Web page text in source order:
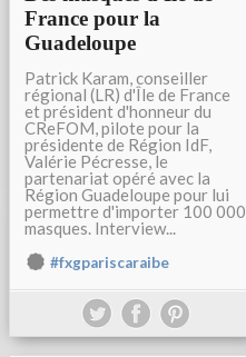
France pour la
Guadeloupe
Patrick Karam, conseiller
régional (LR) d'Île de France
et président d'honneur du
CReFOM, pilote pour la
présidente de Région IdF,
Valérie Pécresse, le
partenariat opéré avec la
Région Guadeloupe pour lui
permettre d'importer 100 000
masques. Interview...
#fxgpariscaraibe